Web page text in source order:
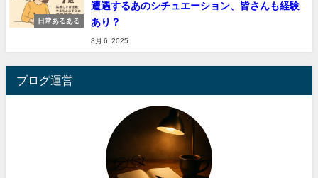
日常あるある
遭遇するあのシチュエーション、皆さんも経験
あり？
8月 6, 2025
ブログ運営